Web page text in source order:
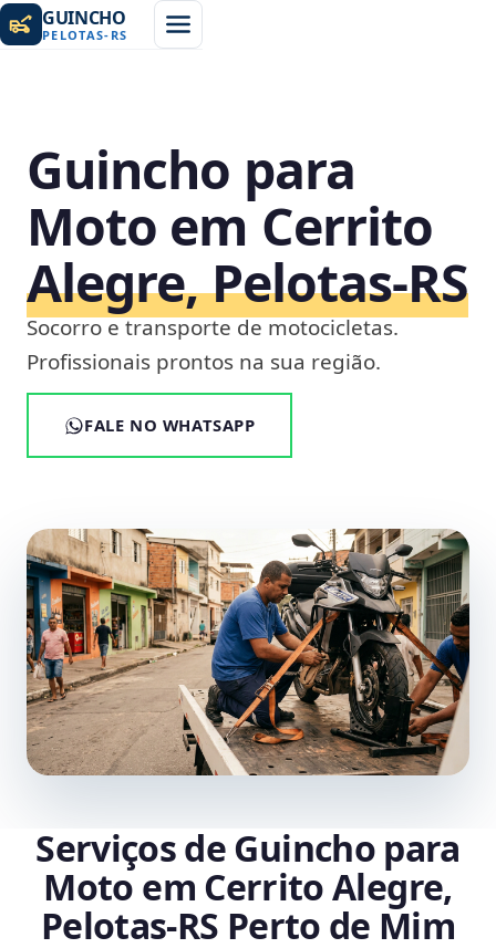
GUINCHO
PELOTAS- RS
Guincho para
Moto em Cerrito
Alegre, Pelotas‑RS
Socorro e transporte de motocicletas.
Profissionais prontos na sua região.
FALE NO WHATSAPP
Serviços de Guincho para
Moto em Cerrito Alegre,
Pelotas‑RS Perto de Mim